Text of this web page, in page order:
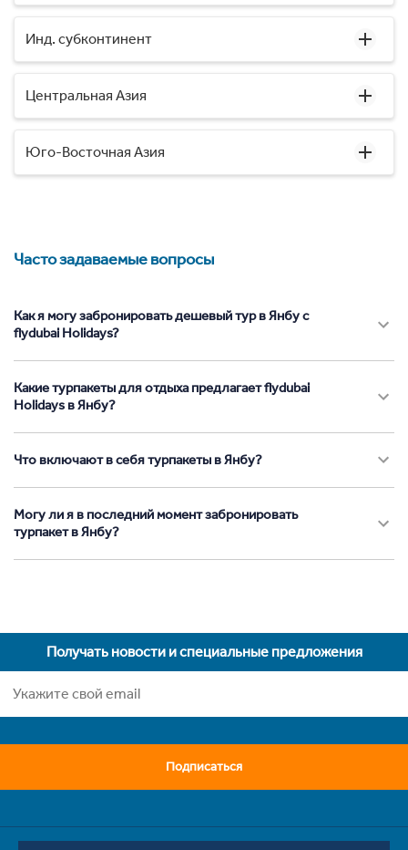
Инд. субконтинент
Центральная Азия
Юго-Восточная Азия
Часто задаваемые вопросы
Как я могу забронировать дешевый тур в Янбу с
flydubai Holidays?
Какие турпакеты для отдыха предлагает flydubai
Holidays в Янбу?
Что включают в себя турпакеты в Янбу?
Могу ли я в последний момент забронировать
турпакет в Янбу?
Получать новости и специальные предложения
Подписаться